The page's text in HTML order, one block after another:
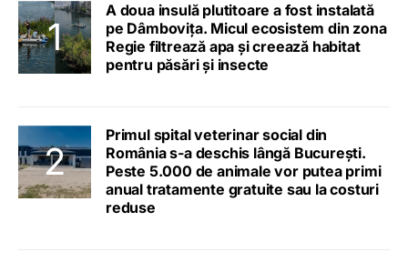
A doua insulă plutitoare a fost instalată
pe Dâmbovița. Micul ecosistem din zona
Regie filtrează apa și creează habitat
pentru păsări și insecte
Primul spital veterinar social din
România s-a deschis lângă București.
Peste 5.000 de animale vor putea primi
anual tratamente gratuite sau la costuri
reduse